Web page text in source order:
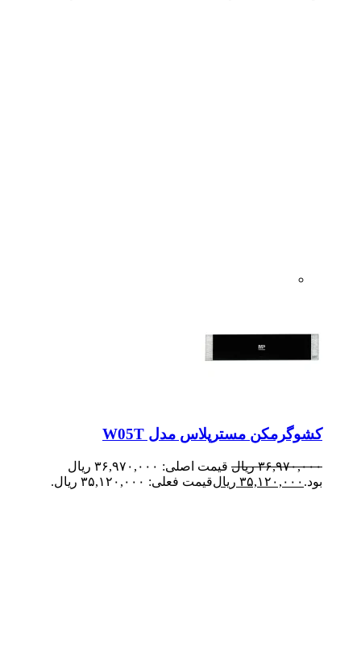
کشوگرمکن مسترپلاس مدل W05T
۳۶,۹۷۰,۰۰۰ ریال
قیمت اصلی: ۳۶,۹۷۰,۰۰۰ ریال
بود. ۳۵,۱۲۰,۰۰۰ ریالقیمت فعلی: ۳۵,۱۲۰,۰۰۰ ریال.